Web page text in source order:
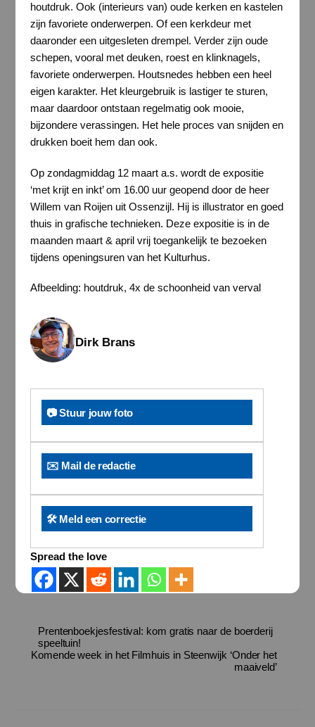
houtdruk. Ook (interieurs van) oude kerken en kastelen
zijn favoriete onderwerpen. Of een kerkdeur met
daaronder een uitgesleten drempel. Verder zijn oude
schepen, vooral met deuken, roest en klinknagels,
favoriete onderwerpen. Houtsnedes hebben een heel
eigen karakter. Het kleurgebruik is lastiger te sturen,
maar daardoor ontstaan regelmatig ook mooie,
bijzondere verassingen. Het hele proces van snijden en
drukken boeit hem dan ook.
Op zondagmiddag 12 maart a.s. wordt de expositie
‘met krijt en inkt’ om 16.00 uur geopend door de heer
Willem van Roijen uit Ossenzijl. Hij is illustrator en goed
thuis in grafische technieken. Deze expositie is in de
maanden maart & april vrij toegankelijk te bezoeken
tijdens openingsuren van het Kulturhus.
Afbeelding: houtdruk, 4x de schoonheid van verval
Dirk Brans
📷 Stuur jouw foto
✉️ Mail de redactie
🛠️ Meld een correctie
Spread the love
Prentenboekjesfestival: kom gratis naar de boerderij
speeltuin!
Komende week in het Filmhuis in Steenwijk ‘Onder het
maaiveld’